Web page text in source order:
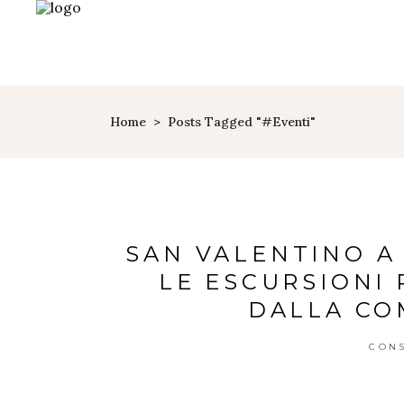
Home > Posts Tagged "#eventi"
SAN VALENTINO A
LE ESCURSIONI
DALLA